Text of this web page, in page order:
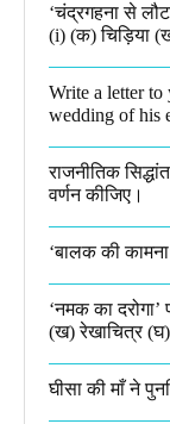
‘चंद्रगहना से
(i) (क) चिड़िया
Write a letter
wedding of his
राजनीतिक
वर्णन कीजिए।
‘बालक की
‘नमक का
(ख) रेखाचित्र
घीसा की माँ ने